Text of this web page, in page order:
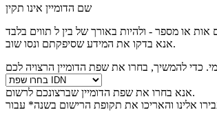
שם הדומיין אינו תקין
אות או מספר - ולהיות באורך של בין ל
אנא בדקו את המידע שסיפקתם ונסו שוב.
אנא בחרו את שפת הדומיין שברצונכם לרשום.
אלינו והאריכו את תקופת הרישום בשנה* עבור